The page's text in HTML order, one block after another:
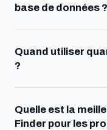
base de données ?
Quand utiliser
?
Quelle est la
Finder pour les